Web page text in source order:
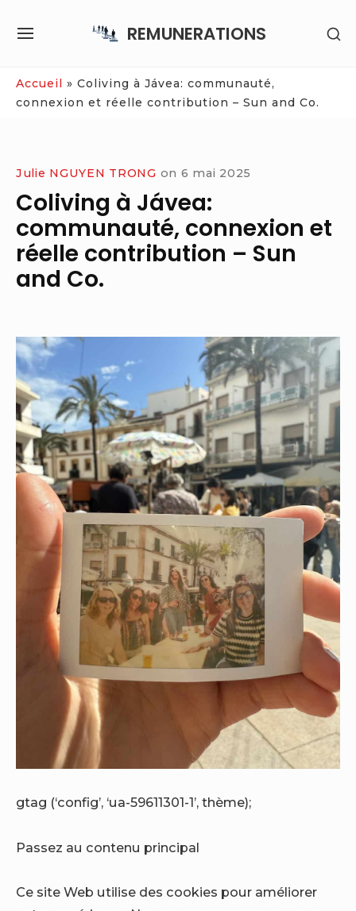
REMUNERATIONS
SITE
Accueil » Coliving à Jávea: communauté,
connexion et réelle contribution – Sun and Co.
Julie NGUYEN TRONG on 6 mai 2025
Coliving à Jávea:
communauté, connexion et
réelle contribution – Sun
and Co.
gtag (‘config’, ‘ua-59611301-1’, thème);
Passez au contenu principal
Ce site Web utilise des cookies pour améliorer